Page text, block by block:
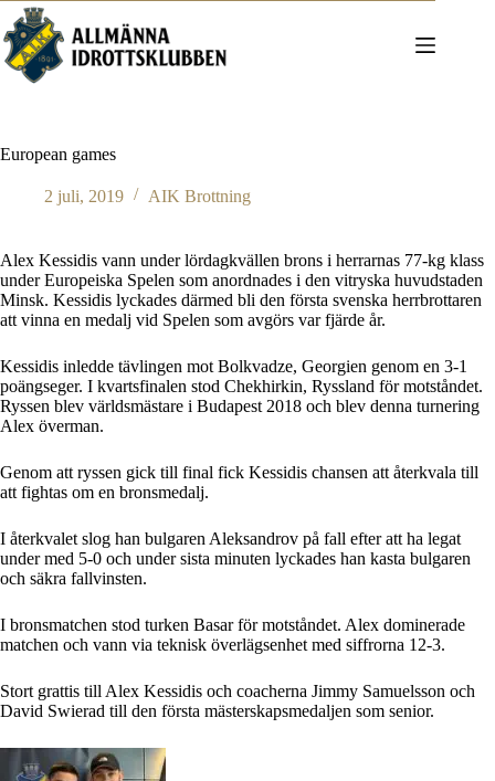
Hoppa
till
innehåll
European games
2 juli, 2019 AIK Brottning
Alex Kessidis vann under lördagkvällen brons i herrarnas 77-kg klass
under Europeiska Spelen som anordnades i den vitryska huvudstaden
Minsk. Kessidis lyckades därmed bli den första svenska herrbrottaren
att vinna en medalj vid Spelen som avgörs var fjärde år.
Kessidis inledde tävlingen mot Bolkvadze, Georgien genom en 3-1
poängseger. I kvartsfinalen stod Chekhirkin, Ryssland för motståndet.
Ryssen blev världsmästare i Budapest 2018 och blev denna turnering
Alex överman.
Genom att ryssen gick till final fick Kessidis chansen att återkvala till
att fightas om en bronsmedalj.
I återkvalet slog han bulgaren Aleksandrov på fall efter att ha legat
under med 5-0 och under sista minuten lyckades han kasta bulgaren
och säkra fallvinsten.
I bronsmatchen stod turken Basar för motståndet. Alex dominerade
matchen och vann via teknisk överlägsenhet med siffrorna 12-3.
Stort grattis till Alex Kessidis och coacherna Jimmy Samuelsson och
David Swierad till den första mästerskapsmedaljen som senior.